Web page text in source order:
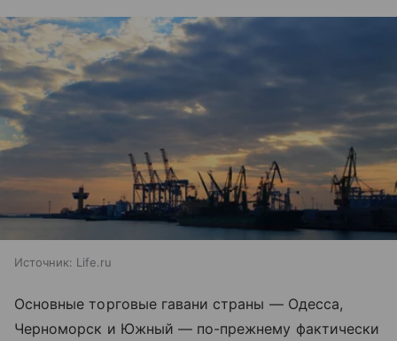
Источник: Life.ru
Основные торговые гавани страны — Одесса,
Черноморск и Южный — по-прежнему фактически